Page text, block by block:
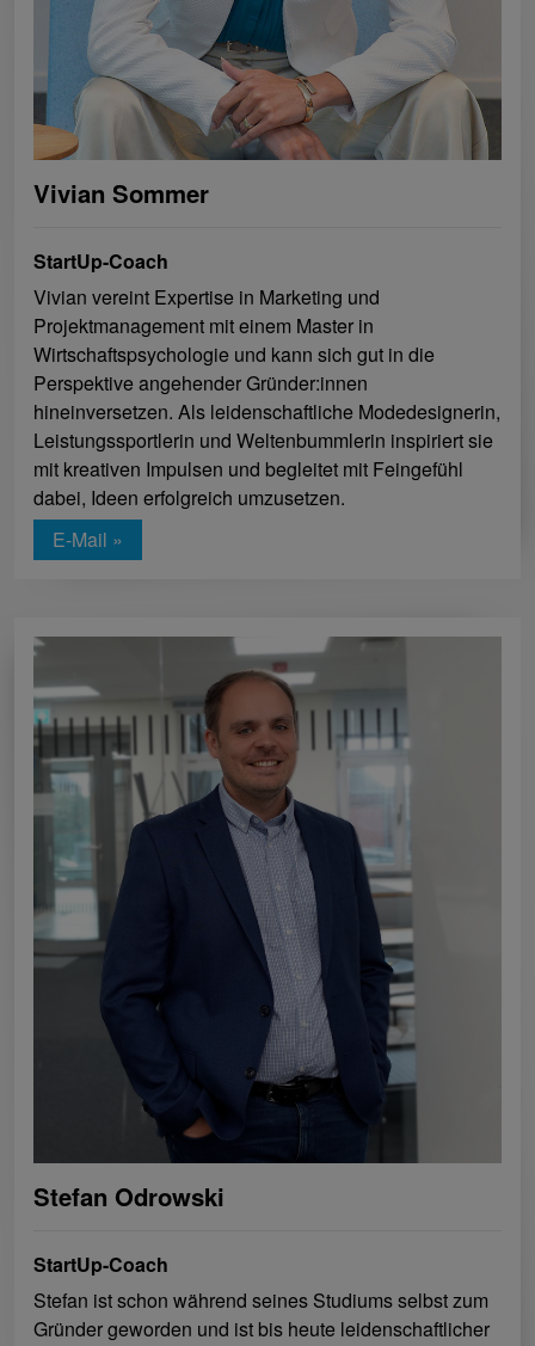
Vivian Sommer
StartUp-Coach
Vivian vereint Expertise in Marketing und
Projektmanagement mit einem Master in
Wirtschaftspsychologie und kann sich gut in die
Perspektive angehender Gründer:innen
hineinversetzen. Als leidenschaftliche Modedesignerin,
Leistungssportlerin und Weltenbummlerin inspiriert sie
mit kreativen Impulsen und begleitet mit Feingefühl
dabei, Ideen erfolgreich umzusetzen.
E-Mail »
Stefan Odrowski
StartUp-Coach
Stefan ist schon während seines Studiums selbst zum
Gründer geworden und ist bis heute leidenschaftlicher